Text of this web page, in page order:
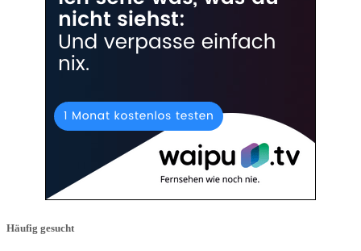
Häufig gesucht